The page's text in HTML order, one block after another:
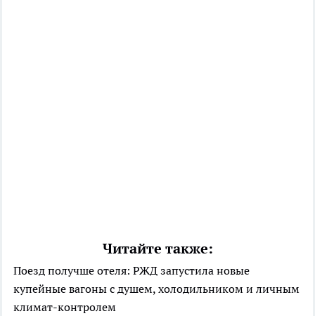
Читайте также:
Поезд получше отеля: РЖД запустила новые
купейные вагоны с душем, холодильником и личным
климат-контролем